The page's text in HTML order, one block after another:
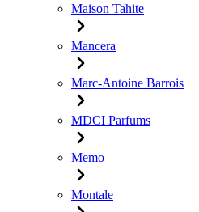
Maison Tahite
Mancera
Marc-Antoine Barrois
MDCI Parfums
Memo
Montale